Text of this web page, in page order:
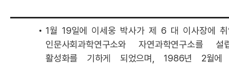
1월 19일에 이세웅 박사가 제 6 대 이사장에
인문사회과학연구소와 자연과학연구소를 설
활성화를 기하게 되었으며, 1986년 2월에